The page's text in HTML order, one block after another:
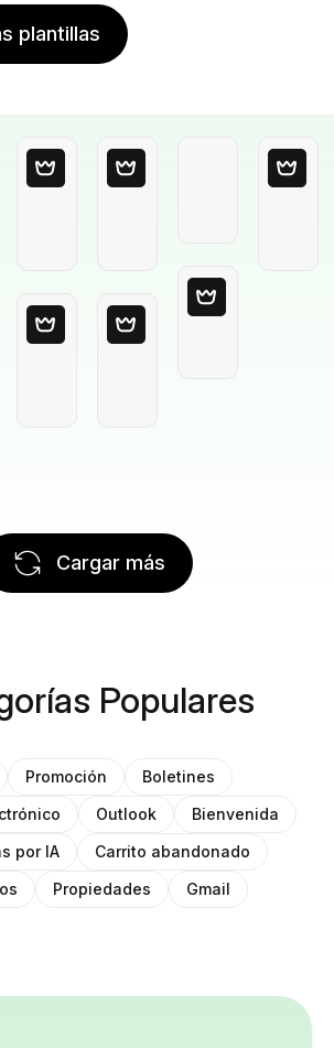
plantillas
Cargar más
Populares
Promoción
Boletines
Outlook
Bienvenida
por IA
Carrito abandonado
Propiedades Gmail